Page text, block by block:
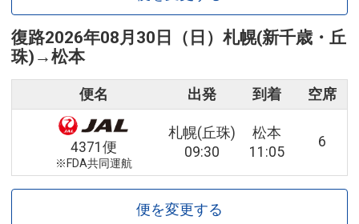
復路2026年08月30日（日） 札幌(新千歳・丘
珠) →松本
便名 出発 到着 空席
4371便
※FDA共同運航
札幌(丘珠)
09:30
松本
11:05
6
便を変更する